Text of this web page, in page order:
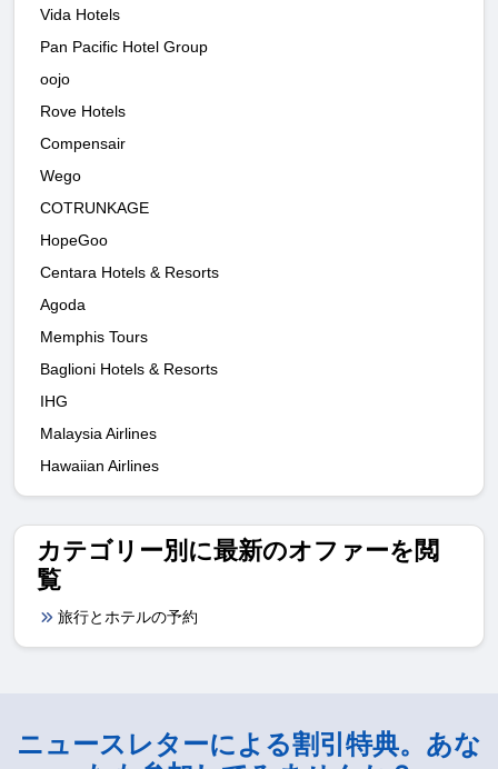
Vida Hotels
Pan Pacific Hotel Group
oojo
Rove Hotels
Compensair
Wego
COTRUNKAGE
HopeGoo
Centara Hotels & Resorts
Agoda
Memphis Tours
Baglioni Hotels & Resorts
IHG
Malaysia Airlines
Hawaiian Airlines
カテゴリー別に最新のオファーを閲
覧
旅行とホテルの予約
ニュースレターによる割引特典。あな